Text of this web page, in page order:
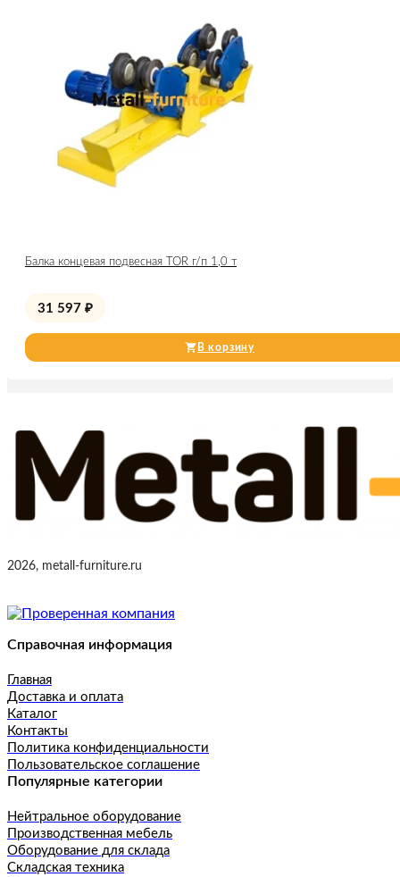
Балка концевая подвесная TOR г/п 1,0 т
31 597 ₽
В корзину
2026, metall-furniture.ru
Справочная информация
Главная
Доставка и оплата
Каталог
Контакты
Политика конфиденциальности
Пользовательское соглашение
Популярные категории
Нейтральное оборудование
Производственная мебель
Оборудование для склада
Складская техника